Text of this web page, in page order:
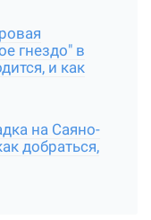
гнездо" в
и как
на Саяно-
добраться,